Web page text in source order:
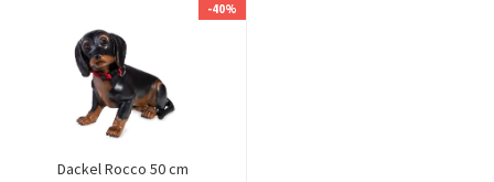
-40%
Dackel Rocco 50 cm